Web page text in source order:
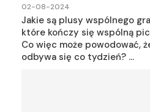
02-08-2024
Jakie są plusy wspólnego
które kończy się wspólną
Co więc może powodować,
odbywa się co tydzień? …